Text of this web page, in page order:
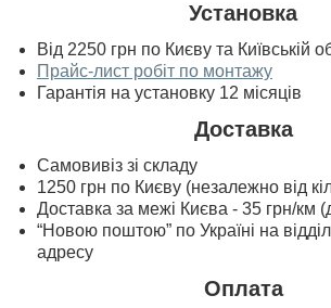
Установка
Від 2250 грн по Києву та Київській
Прайс-лист робіт по монтажу
Гарантія на установку 12 місяців
Доставка
Самовивіз зі складу
1250 грн по Києву (незалежно від
Доставка за межі Києва - 35 грн/км
“Новою поштою” по Україні на
адресу
Оплата